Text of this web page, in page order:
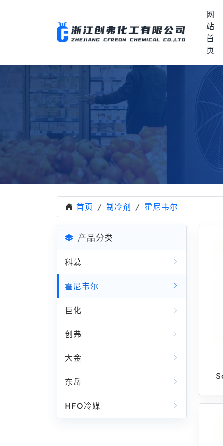
网
站
首
页
首页 制冷剂 霍尼韦尔
产品分类
科慕
霍尼韦尔
巨化
创弗
大金
东岳
HFO冷媒